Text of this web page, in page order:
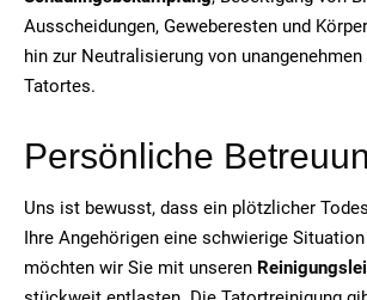
Ausscheidungen, Geweberesten und
hin zur Neutralisierung von unangenehmen
Tatortes.
Persönliche
Uns ist bewusst, dass ein plötzlicher
Ihre Angehörigen eine schwierige
möchten wir Sie mit unseren